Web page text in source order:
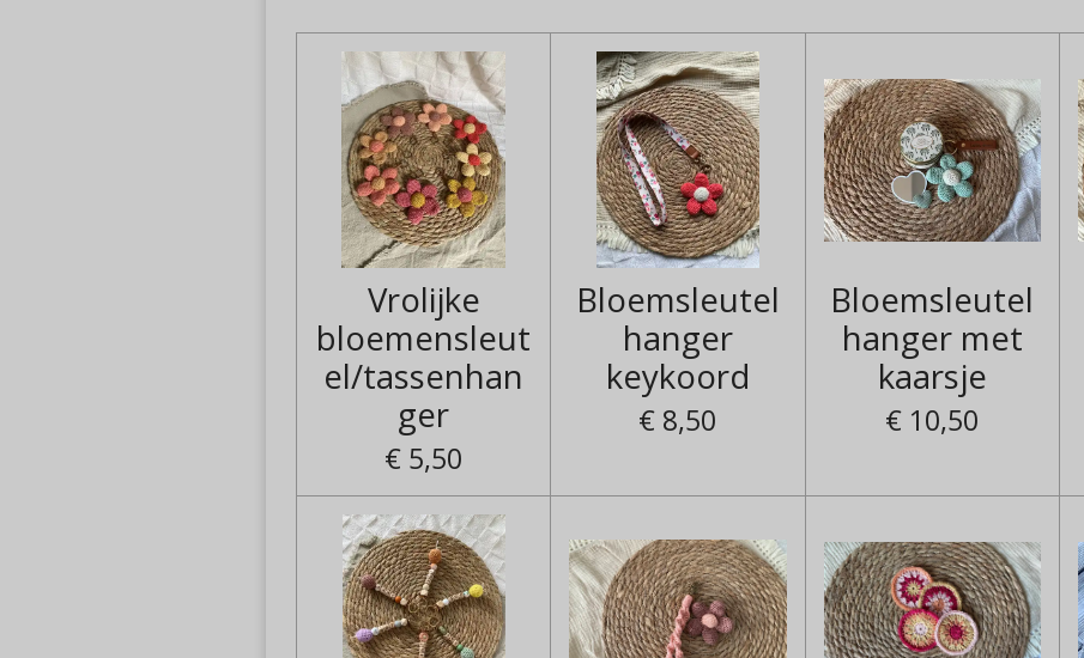
Vrolijke
bloemensleut
el/tassenhan
ger
€ 5,50
Bloemsleutel
hanger
keykoord
€ 8,50
Bloemsleutel
hanger met
kaarsje
€ 10,50